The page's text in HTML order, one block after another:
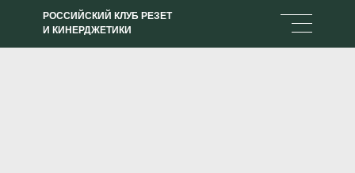
РОССИЙСКИЙ КЛУБ РЕЗЕТ
И КИНЕРДЖЕТИКИ